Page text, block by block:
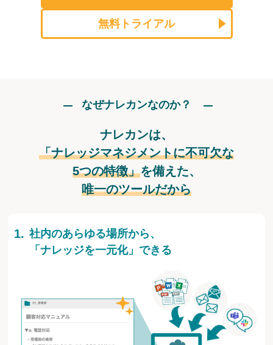
無料トライアル
なぜナレカンなのか？
ナレカンは、
「ナレッジマネジメントに不可欠な
5つの特徴」を備えた、
唯一のツールだから
社内のあらゆる場所から、
「ナレッジを一元化」できる